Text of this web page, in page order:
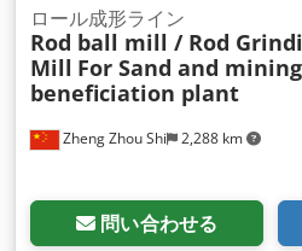
Zheng Zhou Shi 2,288 km
ロール成形ライン
Rod ball mill / Rod
Mill For Sand and mining
beneficiation plant
問い合わせる